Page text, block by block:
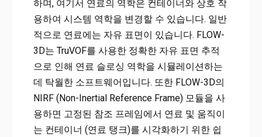
하며, 여기서 연료의 역학은 컨테이너와 상호 작
용하여 시스템 역학을 변경할 수 있습니다. 일반
적으로 연료에는 자유 표면이 있습니다. FLOW-
3D는 TruVOF를 사용한 정확한 자유 표면 추적
으로 인해 연료 슬로싱 역학을 시뮬레이션하는
데 탁월한 소프트웨어입니다. 또한 FLOW-3D의
NIRF (Non-Inertial Reference Frame) 모듈을 사
용하면 고정된 참조 프레임에서 연료 및 움직이
는 컨테이너 (연료 탱크)를 시각화하기 위한 쉽